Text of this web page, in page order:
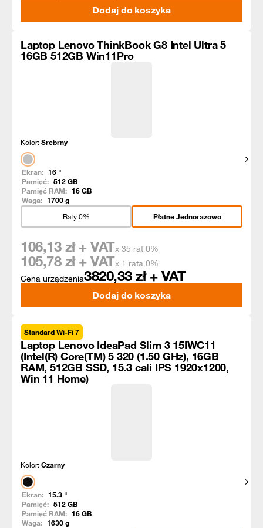
Dodaj do koszyka
Laptop Lenovo ThinkBook G8 Intel Ultra 5
16GB 512GB Win11Pro
Kolor:Srebrny
Ekran: 16 "
Pamięć: 512GB
Pamięć RAM: 16GB
Waga: 1700g
Płatne Jednorazowo
Raty 0%
Cena urządzenia3820,33 zł + VAT
106,13 zł + VATx 35 rat 0%
105,78 zł + VATx 1 rata 0%
Dodaj do koszyka
Standard Wi-Fi 7
Laptop Lenovo IdeaPad Slim 3 15IWC11
(Intel(R) Core(TM) 5 320 (1.50 GHz), 16GB
RAM, 512GB SSD, 15.3 cali IPS 1920x1200,
Win 11 Home)
Kolor:Czarny
Ekran: 15.3 "
Pamięć: 512GB
Pamięć RAM: 16GB
Waga: 1630g